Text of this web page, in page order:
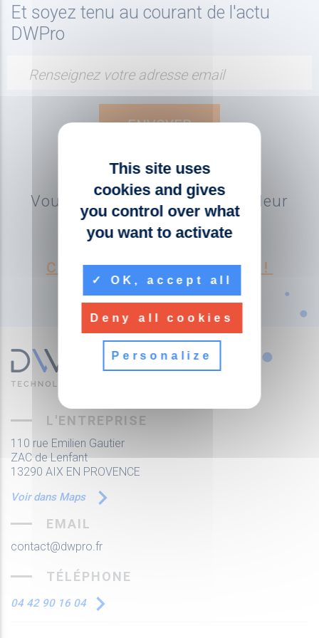
Et soyez tenu au courant de l'actu
DWPro
Renseignez votre adresse email
Vous souhaitez devenir revendeur
DWPro ?
CONTACTEZ-NOUS !
L'ENTREPRISE
110 rue Emilien Gautier
ZAC de Lenfant
13290 AIX EN PROVENCE
Voir dans Maps
EMAIL
contact@dwpro.fr
TÉLÉPHONE
04 42 90 16 04
This site uses
cookies and gives
you control over what
you want to activate
OK, accept all
Deny all cookies
Personalize